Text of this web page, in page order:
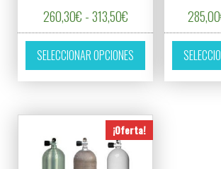
260,30€ -313,50€Rango de precios:
SELECCIONAR OPCIONES
Este producto
285,00
¡Oferta!